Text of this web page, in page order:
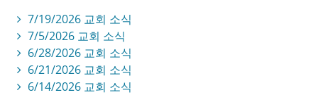
7/19/2026 교회 소식
7/5/2026 교회 소식
6/28/2026 교회 소식
6/21/2026 교회 소식
6/14/2026 교회 소식